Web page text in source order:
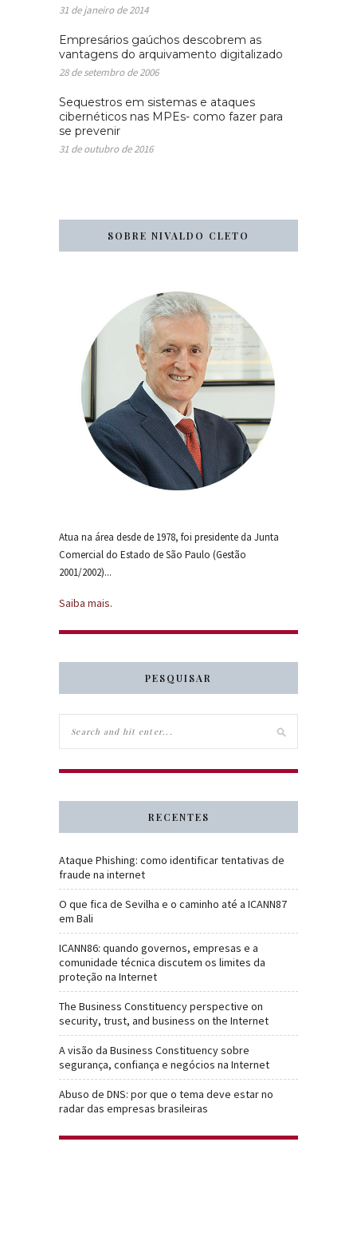
31 de janeiro de 2014
Empresários gaúchos descobrem as
vantagens do arquivamento digitalizado
28 de setembro de 2006
Sequestros em sistemas e ataques
cibernéticos nas MPEs- como fazer para
se prevenir
31 de outubro de 2016
SOBRE NIVALDO CLETO
Atua na área desde de 1978, foi presidente da Junta
Comercial do Estado de São Paulo (Gestão
2001/2002)...
Saiba mais.
PESQUISAR
RECENTES
Ataque Phishing: como identificar tentativas de
fraude na internet
O que fica de Sevilha e o caminho até a ICANN87
em Bali
ICANN86: quando governos, empresas e a
comunidade técnica discutem os limites da
proteção na Internet
The Business Constituency perspective on
security, trust, and business on the Internet
A visão da Business Constituency sobre
segurança, confiança e negócios na Internet
Abuso de DNS: por que o tema deve estar no
radar das empresas brasileiras